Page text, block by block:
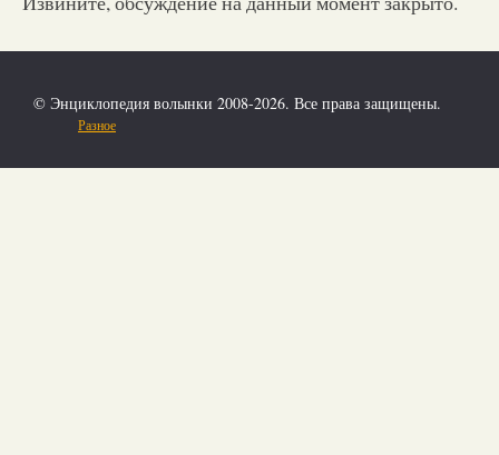
© Энциклопедия волынки 2008-2026. Все права защищены.
Разное